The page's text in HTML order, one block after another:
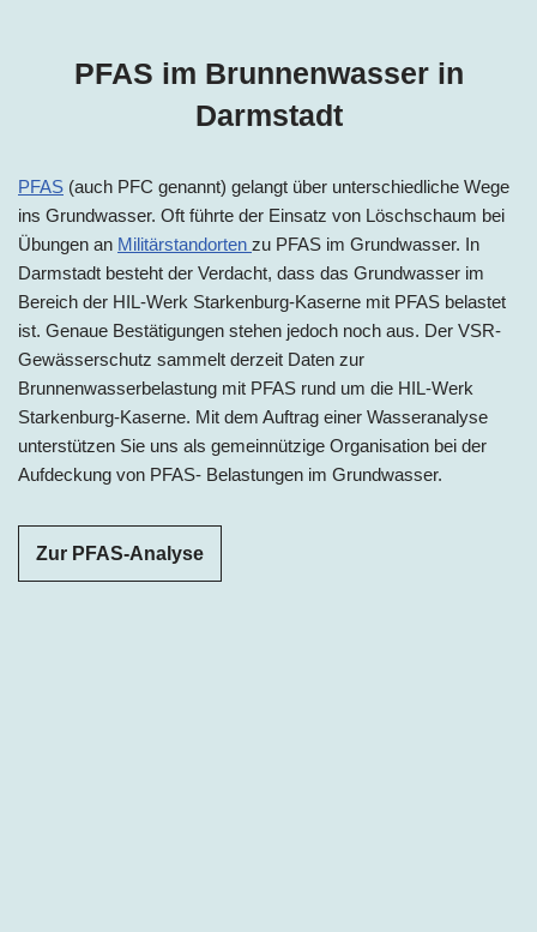
PFAS im Brunnenwasser in
Darmstadt
PFAS (auch PFC genannt) gelangt über unterschiedliche Wege
ins Grundwasser. Oft führte der Einsatz von Löschschaum bei
Übungen an Militärstandorten zu PFAS im Grundwasser. In
Darmstadt besteht der Verdacht, dass das Grundwasser im
Bereich der HIL-Werk Starkenburg-Kaserne mit PFAS belastet
ist. Genaue Bestätigungen stehen jedoch noch aus. Der VSR-
Gewässerschutz sammelt derzeit Daten zur
Brunnenwasserbelastung mit PFAS rund um die HIL-Werk
Starkenburg-Kaserne. Mit dem Auftrag einer Wasseranalyse
unterstützen Sie uns als gemeinnützige Organisation bei der
Aufdeckung von PFAS- Belastungen im Grundwasser.
Zur PFAS-Analyse